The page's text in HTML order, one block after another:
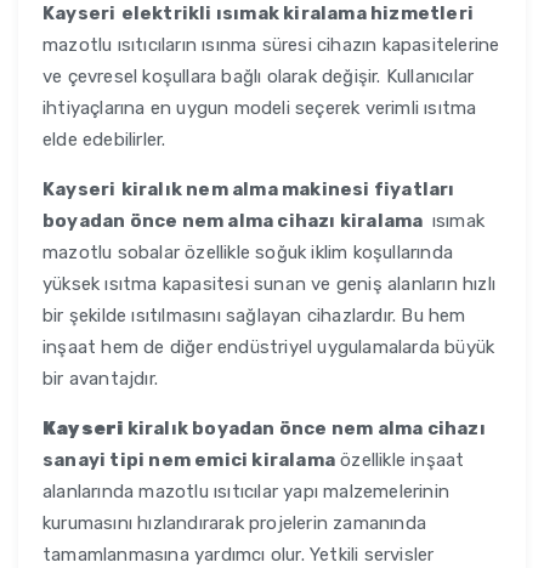
Kayseri elektrikli ısımak kiralama hizmetleri
mazotlu ısıtıcıların ısınma süresi cihazın kapasitelerine
ve çevresel koşullara bağlı olarak değişir. Kullanıcılar
ihtiyaçlarına en uygun modeli seçerek verimli ısıtma
elde edebilirler.
Kayseri kiralık nem alma makinesi fiyatları
boyadan önce nem alma cihazı kiralama ısımak
mazotlu sobalar özellikle soğuk iklim koşullarında
yüksek ısıtma kapasitesi sunan ve geniş alanların hızlı
bir şekilde ısıtılmasını sağlayan cihazlardır. Bu hem
inşaat hem de diğer endüstriyel uygulamalarda büyük
bir avantajdır.
Kayseri kiralık boyadan önce nem alma cihazı
sanayi tipi nem emici kiralama özellikle inşaat
alanlarında mazotlu ısıtıcılar yapı malzemelerinin
kurumasını hızlandırarak projelerin zamanında
tamamlanmasına yardımcı olur. Yetkili servisler